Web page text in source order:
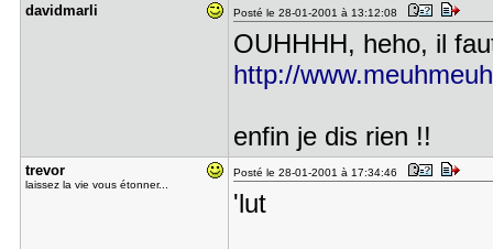
davidmarli Posté le 28-01-2001 à 13:12:08
OUHHHH, heho, il
http://
enfin je dis rien !!
trevor
laissez la vie vous étonner...
Posté le 28-01-2001 à 17:34:46
'lut